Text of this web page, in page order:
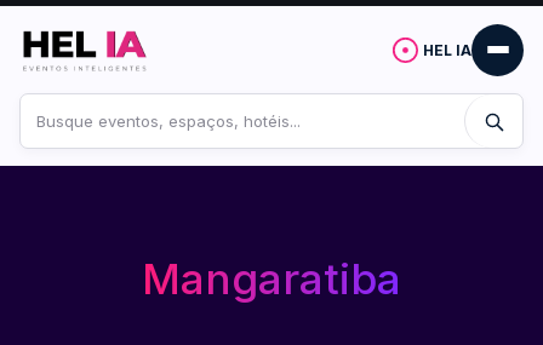
HEL IA
no
site
Mangaratiba